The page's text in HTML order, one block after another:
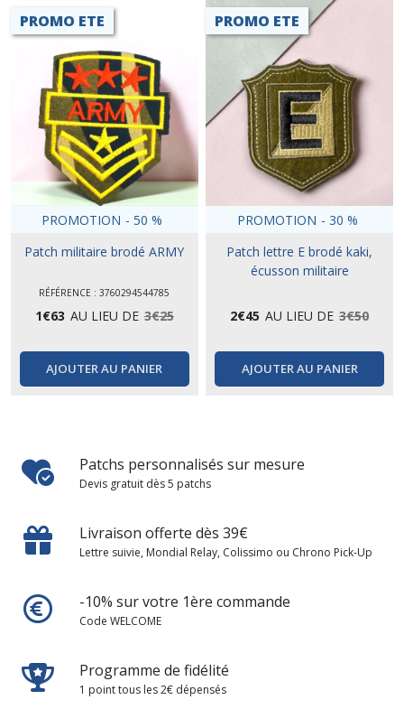
PROMO ETE
PROMOTION - 50 %
Patch militaire brodé ARMY
RÉFÉRENCE : 3760294544785
1€63 AU LIEU DE 3€25
AJOUTER AU PANIER
PROMO ETE
PROMOTION - 30 %
Patch lettre E brodé kaki,
écusson militaire
2€45 AU LIEU DE 3€50
AJOUTER AU PANIER
Patchs personnalisés sur mesure
Devis gratuit dès 5 patchs
Livraison offerte dès 39€
Lettre suivie, Mondial Relay, Colissimo ou Chrono Pick-Up
-10% sur votre 1ère commande
Code WELCOME
Programme de fidélité
1 point tous les 2€ dépensés